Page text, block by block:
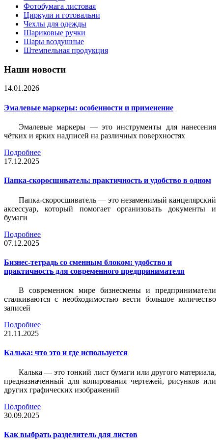
Фотобумага листовая
Циркули и готовальни
Чехлы для одежды
Шариковые ручки
Шары воздушные
Штемпельная продукция
Наши новости
14.01.2026
Эмалевые маркеры: особенности и применение
Эмалевые маркеры — это инструменты для нанесения
чётких и ярких надписей на различных поверхностях
Подробнее
17.12.2025
Папка-скоросшиватель: практичность и удобство в одном
Папка-скоросшиватель — это незаменимый канцелярский
аксессуар, который помогает организовать документы и
бумаги
Подробнее
07.12.2025
Бизнес-тетрадь со сменным блоком: удобство и
практичность для современного предпринимателя
В современном мире бизнесмены и предприниматели
сталкиваются с необходимостью вести большое количество
записей
Подробнее
21.11.2025
Калька: что это и где используется
Калька — это тонкий лист бумаги или другого материала,
предназначенный для копирования чертежей, рисунков или
других графических изображений
Подробнее
30.09.2025
Как выбрать разделитель для листов